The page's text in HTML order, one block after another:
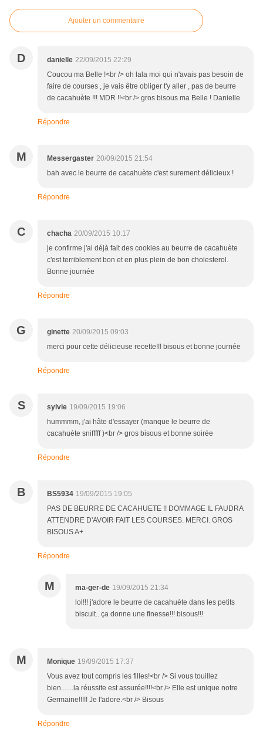
Ajouter un commentaire
D danielle 22/09/2015 22:29
Coucou ma Belle !<br /> oh lala moi qui n'avais pas besoin de
faire de courses , je vais être obliger t'y aller , pas de beurre
de cacahuète !!! MDR !!<br /> gros bisous ma Belle ! Danielle
Répondre
M Messergaster 20/09/2015 21:54
bah avec le beurre de cacahuète c'est surement délicieux !
Répondre
C chacha 20/09/2015 10:17
je confirme j'ai déjà fait des cookies au beurre de cacahuète
c'est terriblement bon et en plus plein de bon cholesterol.
Bonne journée
Répondre
G ginette 20/09/2015 09:03
merci pour cette délicieuse recette!!! bisous et bonne journée
Répondre
S sylvie 19/09/2015 19:06
hummmm, j'ai hâte d'essayer (manque le beurre de
cacahuète snifffff )<br /> gros bisous et bonne soirée
Répondre
B BS5934 19/09/2015 19:05
PAS DE BEURRE DE CACAHUETE !! DOMMAGE IL FAUDRA
ATTENDRE D'AVOIR FAIT LES COURSES. MERCI. GROS
BISOUS A+
Répondre
M ma-ger-de 19/09/2015 21:34
lol!!! j'adore le beurre de cacahuète dans les petits
biscuit.. ça donne une finesse!!! bisous!!!
M Monique 19/09/2015 17:37
Vous avez tout compris les filles!<br /> Si vous touillez
bien.......la réussite est assurée!!!!<br /> Elle est unique notre
Germaine!!!!! Je l'adore.<br /> Bisous
Répondre